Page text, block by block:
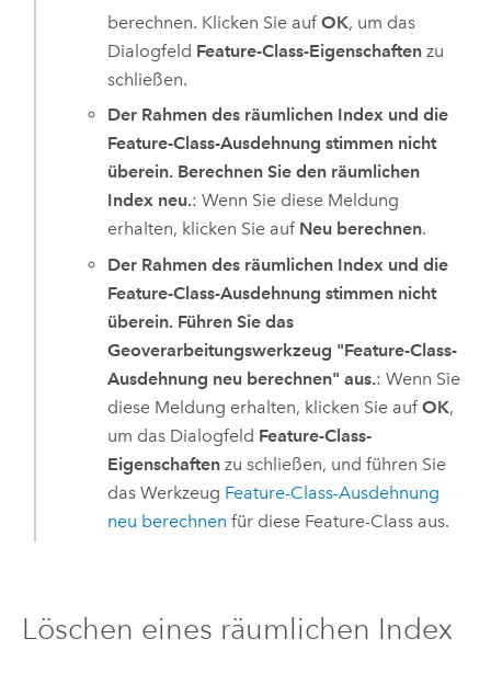
berechnen. Klicken Sie aufOK, um das
Dialogfeld Feature-Class-Eigenschaften zu
schließen.
Der Rahmen des räumlichen Index und die
Feature-Class-Ausdehnung stimmen nicht
überein. Berechnen Sie den räumlichen
Index neu.: Wenn Sie diese Meldung
erhalten, klicken Sie auf Neu berechnen.
Der Rahmen des räumlichen Index und die
Feature-Class-Ausdehnung stimmen nicht
überein. Führen Sie das
Geoverarbeitungswerkzeug "Feature-Class-
Ausdehnung neu berechnen" aus.: Wenn Sie
diese Meldung erhalten, klicken Sie aufOK,
um das Dialogfeld Feature-Class-
Eigenschaften zu schließen, und führen Sie
das Werkzeug Feature-Class-Ausdehnung
neu berechnen für diese Feature-Class aus.
Löschen eines räumlichen Index